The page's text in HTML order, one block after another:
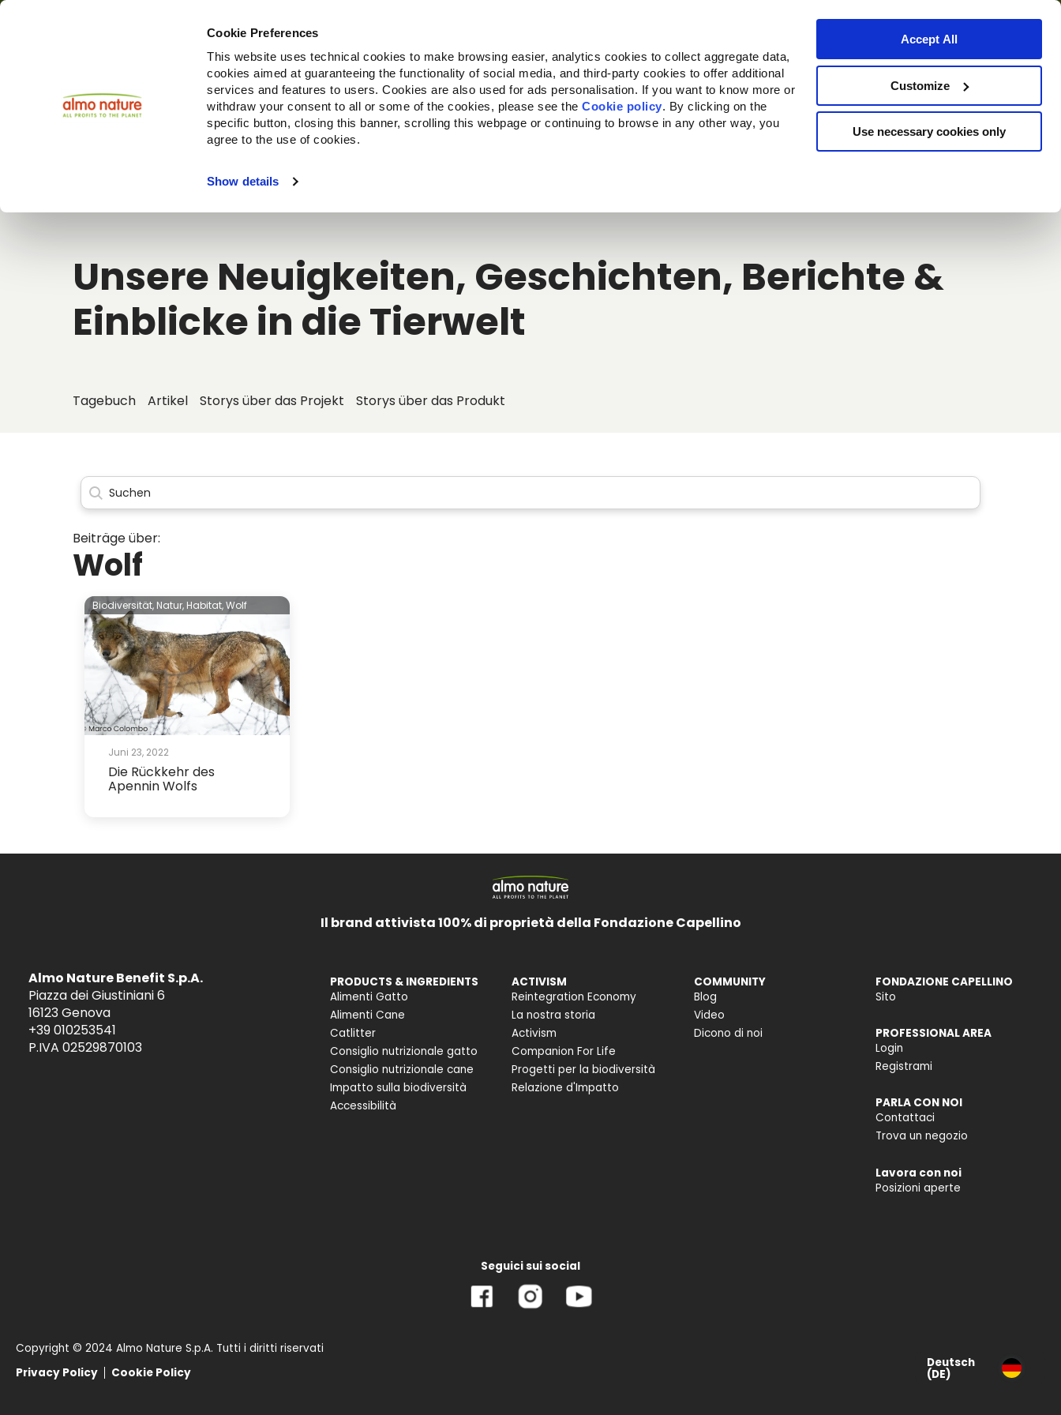
Cookie Preferences
This website uses technical cookies to make browsing easier, analytics cookies to collect aggregate data,
cookies aimed at guaranteeing the functionality of social media, and third-party cookies to offer additional
services and features to users. Cookies are also used for ads personalisation. If you want to know more or
withdraw your consent to all or some of the cookies, please see theCookie policy. By clicking on the
specific button, closing this banner, scrolling this webpage or continuing to browse in any other way, you
agree to the use of cookies.
Show details
Accept All
Customize
Use necessary cookies only
Produkte Companion for Life Ausschreibung Über uns Bezugsquellen
Choose another country or region to see content specific to your location.
Unsere Neuigkeiten, Geschichten, Berichte &
Einblicke in die Tierwelt
Tagebuch Artikel Storys über das Projekt Storys über das Produkt
Beiträge über:
Wolf
Biodiversität, Natur, Habitat,Wolf
Juni 23, 2022
Die Rückkehr des
Apennin Wolfs
Il brand attivista 100% di proprietà della Fondazione Capellino
Almo Nature Benefit S.p.A.
Piazza dei Giustiniani 6
16123 Genova
+39 010253541
P.IVA 02529870103
PRODUCTS & INGREDIENTS
Alimenti Gatto
Alimenti Cane
Catlitter
Consiglio nutrizionale gatto
Consiglio nutrizionale cane
Impatto sulla biodiversità
Accessibilità
ACTIVISM
Reintegration Economy
La nostra storia
Activism
Companion For Life
Progetti per la biodiversità
Relazione d'Impatto
COMMUNITY
Blog
Video
Dicono di noi
FONDAZIONE CAPELLINO
Sito
PROFESSIONAL AREA
Login
Registrami
PARLA CON NOI
Contattaci
Trova un negozio
Lavora con noi
Posizioni aperte
Seguici sui social
Copyright © 2024 Almo Nature S.p.A. Tutti i diritti riservati
Privacy Policy
Cookie Policy
Deutsch
(DE)